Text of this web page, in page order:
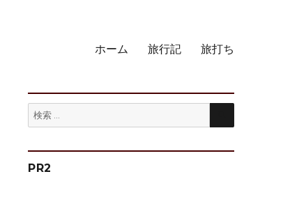
ホーム 旅行記 旅打ち
検
索:
検
PR2